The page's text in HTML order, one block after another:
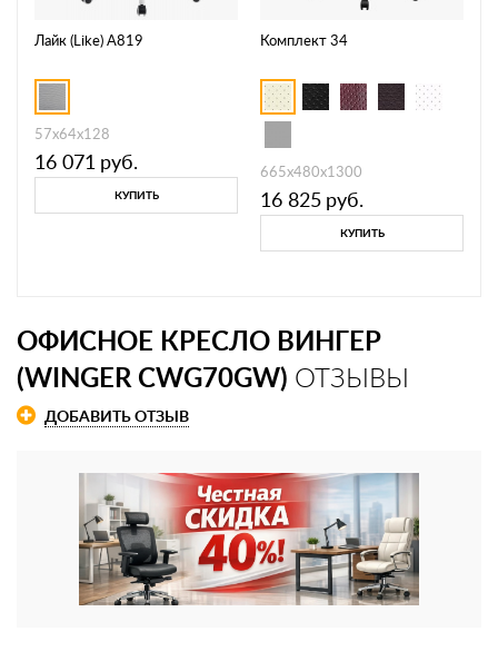
Лайк (Like) А819
57х64х128
16 071 руб.
КУПИТЬ
Комплект 34
665х480х1300
16 825 руб.
КУПИТЬ
ОФИСНОЕ КРЕСЛО ВИНГЕР
(WINGER CWG70GW) ОТЗЫВЫ
ДОБАВИТЬ ОТЗЫВ